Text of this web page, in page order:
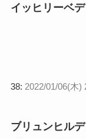
イッヒリーベ
38: 2022/01/06(木)
ブリュンヒルデ